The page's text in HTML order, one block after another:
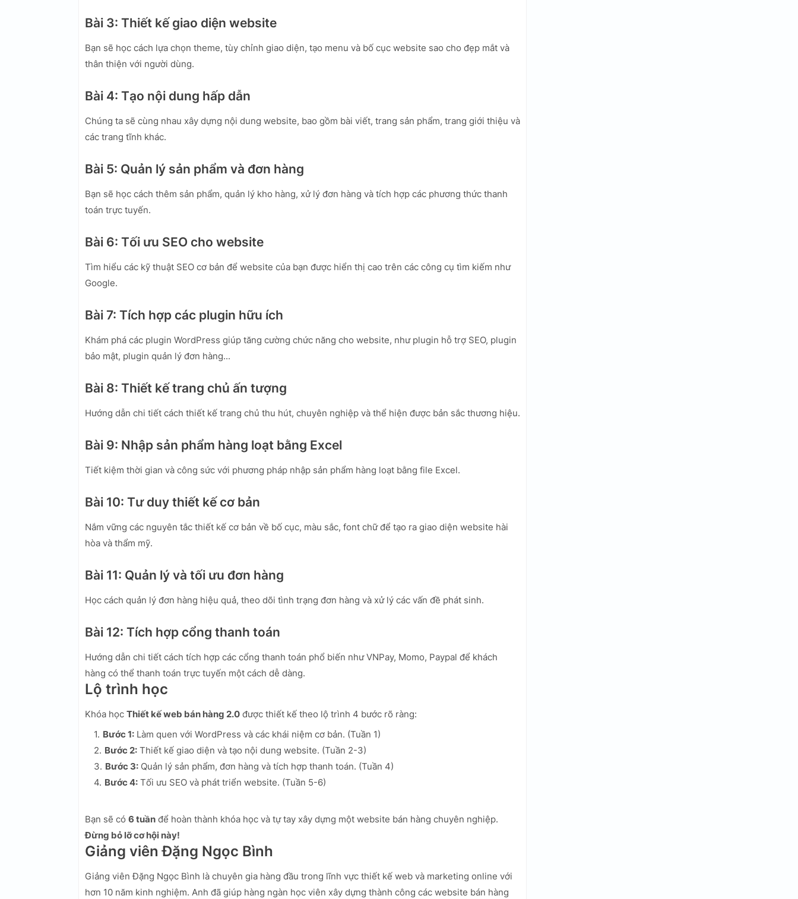
Bài 3: Thiết kế giao diện website
Bạn sẽ học cách lựa chọn theme, tùy chỉnh giao diện, tạo menu và bố cục website sao cho đẹp mắt và
thân thiện với người dùng.
Bài 4: Tạo nội dung hấp dẫn
Chúng ta sẽ cùng nhau xây dựng nội dung website, bao gồm bài viết, trang sản phẩm, trang giới thiệu và
các trang tĩnh khác.
Bài 5: Quản lý sản phẩm và đơn hàng
Bạn sẽ học cách thêm sản phẩm, quản lý kho hàng, xử lý đơn hàng và tích hợp các phương thức thanh
toán trực tuyến.
Bài 6: Tối ưu SEO cho website
Tìm hiểu các kỹ thuật SEO cơ bản để website của bạn được hiển thị cao trên các công cụ tìm kiếm như
Google.
Bài 7: Tích hợp các plugin hữu ích
Khám phá các plugin WordPress giúp tăng cường chức năng cho website, như plugin hỗ trợ SEO, plugin
bảo mật, plugin quản lý đơn hàng...
Bài 8: Thiết kế trang chủ ấn tượng
Hướng dẫn chi tiết cách thiết kế trang chủ thu hút, chuyên nghiệp và thể hiện được bản sắc thương hiệu.
Bài 9: Nhập sản phẩm hàng loạt bằng Excel
Tiết kiệm thời gian và công sức với phương pháp nhập sản phẩm hàng loạt bằng file Excel.
Bài 10: Tư duy thiết kế cơ bản
Nắm vững các nguyên tắc thiết kế cơ bản về bố cục, màu sắc, font chữ để tạo ra giao diện website hài
hòa và thẩm mỹ.
Bài 11: Quản lý và tối ưu đơn hàng
Học cách quản lý đơn hàng hiệu quả, theo dõi tình trạng đơn hàng và xử lý các vấn đề phát sinh.
Bài 12: Tích hợp cổng thanh toán
Hướng dẫn chi tiết cách tích hợp các cổng thanh toán phổ biến như VNPay, Momo, Paypal để khách
hàng có thể thanh toán trực tuyến một cách dễ dàng.
Lộ trình học
Khóa học Thiết kế web bán hàng 2.0 được thiết kế theo lộ trình 4 bước rõ ràng:
Bước 1: Làm quen với WordPress và các khái niệm cơ bản. (Tuần 1)
Bước 2: Thiết kế giao diện và tạo nội dung website. (Tuần 2-3)
Bước 3: Quản lý sản phẩm, đơn hàng và tích hợp thanh toán. (Tuần 4)
Bước 4: Tối ưu SEO và phát triển website. (Tuần 5-6)
Bạn sẽ có 6 tuần để hoàn thành khóa học và tự tay xây dựng một website bán hàng chuyên nghiệp.
Đừng bỏ lỡ cơ hội này!
Giảng viên Đặng Ngọc Bình
Giảng viên Đặng Ngọc Bình là chuyên gia hàng đầu trong lĩnh vực thiết kế web và marketing online với
hơn 10 năm kinh nghiệm. Anh đã giúp hàng ngàn học viên xây dựng thành công các website bán hàng